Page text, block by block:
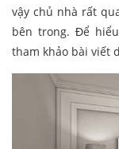
vậy chủ nhà rất
bên trong. Để
tham khảo bài viết